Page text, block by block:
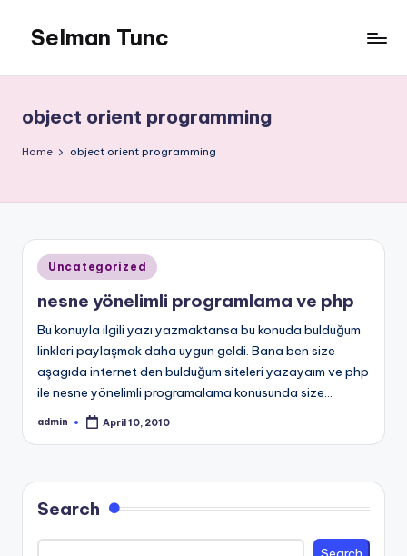
Selman Tunc
object orient programming
Home object orient programming
Posted
in
Uncategorized
nesne yönelimli programlama ve php
Bu konuyla ilgili yazı yazmaktansa bu konuda bulduğum
linkleri paylaşmak daha uygun geldi. Bana ben size
aşagıda internet den bulduğum siteleri yazayaım ve php
ile nesne yönelimli programalama konusunda size…
Posted
admin April 10, 2010
Search